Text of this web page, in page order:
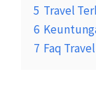
5 Travel
6
7 Faq